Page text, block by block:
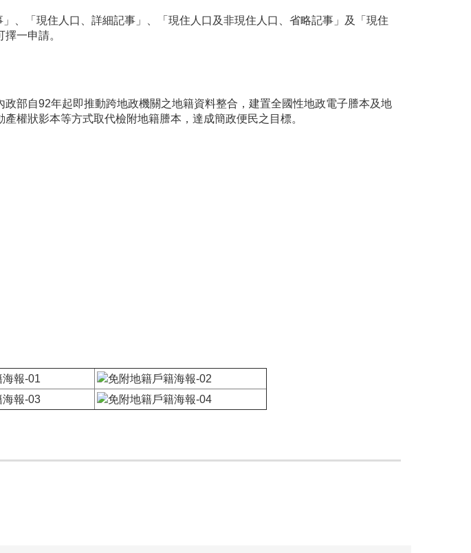
、「現住人口、詳細記事」、「現住人口及非現住人口、省略記事」及「現住
一申請。
部自92年起即推動跨地政機關之地籍資料整合，建置全國性地政電子謄本及地
權狀影本等方式取代檢附地籍謄本，達成簡政便民之目標。